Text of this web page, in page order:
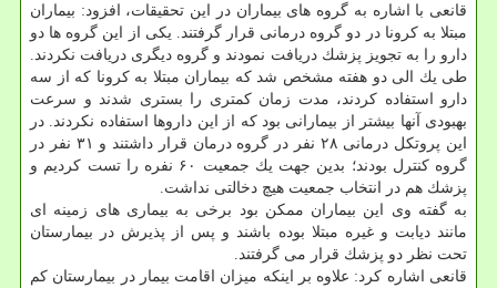
قانعی با اشاره به گروه های بیماران در این تحقیقات، افزود: بیماران
مبتلا به كرونا در دو گروه درمانی قرار گرفتند. یكی از این گروه ها دو
دارو را به تجویز پزشك دریافت نمودند و گروه دیگری دریافت نكردند.
طی یك الی دو هفته مشخص شد كه بیماران مبتلا به كرونا كه از سه
دارو استفاده كردند، مدت زمان كمتری را بستری شدند و سرعت
بهبودی آنها بیشتر از بیمارانی بود كه از این داروها استفاده نكردند. در
این پروتكل درمانی ۲۸ نفر در گروه درمان قرار داشتند و ۳۱ نفر در
گروه كنترل بودند؛ بدین جهت یك جمعیت ۶۰ نفره را تست كردیم و
پزشك هم در انتخاب جمعیت هیچ دخالتی نداشت.
به گفته وی این بیماران ممكن بود برخی به بیماری های زمینه ای
مانند دیابت و غیره مبتلا بوده باشند و پس از پذیرش در بیمارستان
تحت نظر دو پزشك قرار می گرفتند.
قانعی اشاره كرد: علاوه بر اینكه میزان اقامت بیمار در بیمارستان كم